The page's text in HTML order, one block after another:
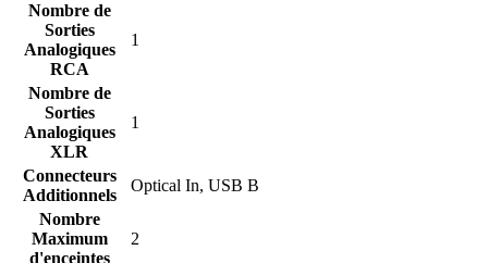
Nombre de
Sorties
Analogiques
RCA
1
Nombre de
Sorties
Analogiques
XLR
1
Connecteurs
Additionnels
Optical In, USB B
Nombre
Maximum
d'enceintes
2